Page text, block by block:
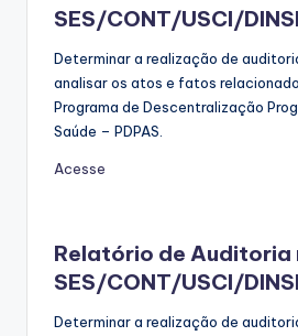
SES/CONT/USCI/
Determinar a realização de
analisar os atos e fatos
Programa de Descentralização
Saúde – PDPAS.
Acesse
Relatório de Auditoria
SES/CONT/USCI/
Determinar a realização de